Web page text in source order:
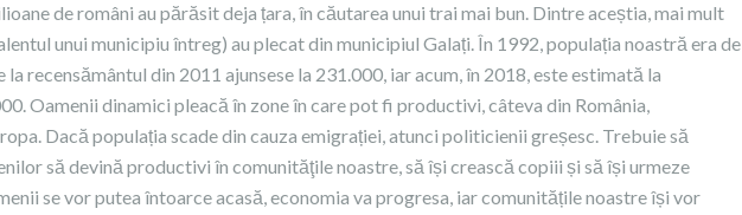
de români au părăsit deja țara, în căutarea unui trai mai bun. Dintre aceștia, mai mult
unui municipiu întreg) au plecat din municipiul Galați. În 1992, populația noastră era de
la recensământul din 2011 ajunsese la 231.000, iar acum, în 2018, este estimată la
Oamenii dinamici pleacă în zone în care pot fi productivi, câteva din România,
Dacă populația scade din cauza emigrației, atunci politicienii greșesc. Trebuie să
să devină productivi în comunităţile noastre, să își crească copiii și să își urmeze
se vor putea întoarce acasă, economia va progresa, iar comunitățile noastre își vor